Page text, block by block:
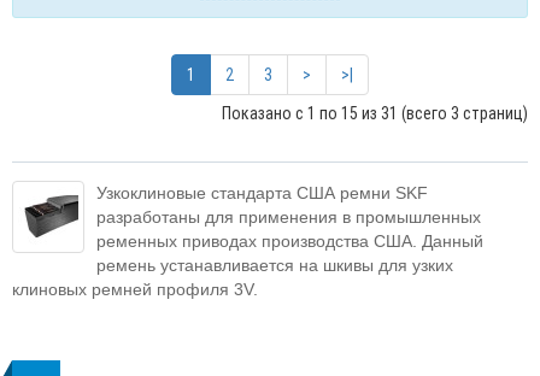
1 2 3 >
>|
Показано с 1 по 15 из 31 (всего 3 страниц)
Узкоклиновые стандарта США ремни SKF
разработаны для применения в промышленных
ременных приводах производства США. Данный
ремень устанавливается на шкивы для узких
клиновых ремней профиля 3V.